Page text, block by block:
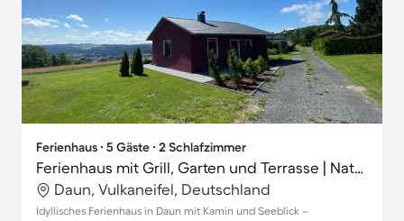
Ferienhaus ∙ 5 Gäste ∙ 2 Schlafzimmer
Ferienhaus mit Grill, Garten und Terrasse | Naturblick
Daun, Vulkaneifel, Deutschland
Idyllisches Ferienhaus in Daun mit Kamin und Seeblick –